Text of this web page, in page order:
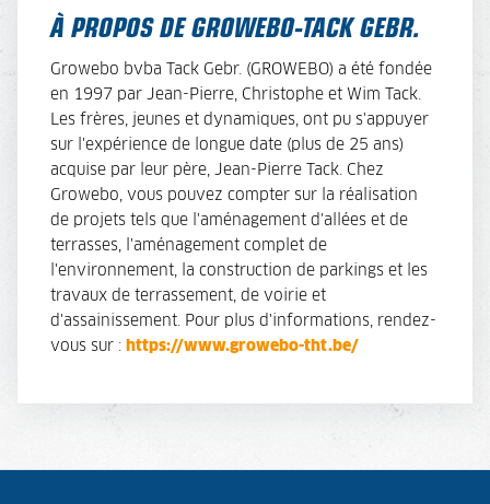
À PROPOS DE GROWEBO-TACK GEBR.
Growebo bvba Tack Gebr. (GROWEBO) a été fondée
en 1997 par Jean-Pierre, Christophe et Wim Tack.
Les frères, jeunes et dynamiques, ont pu s'appuyer
sur l'expérience de longue date (plus de 25 ans)
acquise par leur père, Jean-Pierre Tack. Chez
Growebo, vous pouvez compter sur la réalisation
de projets tels que l'aménagement d'allées et de
terrasses, l'aménagement complet de
l'environnement, la construction de parkings et les
travaux de terrassement, de voirie et
d'assainissement. Pour plus d'informations, rendez-
vous sur : https://www.growebo-tht.be/